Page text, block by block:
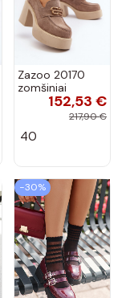
Zazoo 20170
zomšiniai
bateliai su
kulniukais smėlio
152,53 €
217,90 €
40
−30%